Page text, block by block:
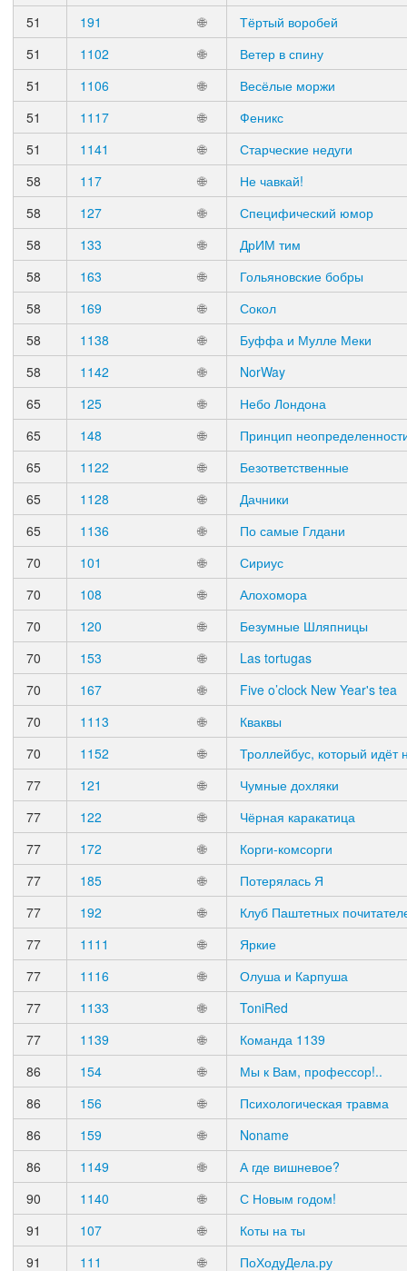
51
191 🌐
Тёртый воробей
51
1102 🌐
Ветер в спину
51
1106 🌐
Весёлые моржи
51
1117 🌐
Феникс
51
1141 🌐
Старческие недуги
58
117 🌐
Не чавкай!
58
127 🌐
Специфический юмор
58
133 🌐
ДрИМ тим
58
163 🌐
Гольяновские бобры
58
169 🌐
Сокол
58
1138 🌐
Буффа и Мулле Меки
58
1142 🌐
NorWay
65
125 🌐
Небо Лондона
65
148 🌐
Принцип
65
1122 🌐
Безответственные
65
1128 🌐
Дачники
65
1136 🌐
По самые Глдани
70
101 🌐
Сириус
70
108 🌐
Алохомора
70
120 🌐
Безумные Шляпницы
70
153 🌐
Las tortugas
70
167 🌐
Five o’clock New Year's tea
70
1113 🌐
Кваквы
70
1152 🌐
Троллейбус, который идёт
77
121 🌐
Чумные дохляки
77
122 🌐
Чёрная каракатица
77
172 🌐
Корги-комсорги
77
185 🌐
Потерялась Я
77
192 🌐
Клуб Паштетных
77
1111 🌐
Яркие
77
1116 🌐
Олуша и Карпуша
77
1133 🌐
ToniRed
77
1139 🌐
Команда 1139
86
154 🌐
Мы к Вам, профессор!..
86
156 🌐
Психологическая травма
86
159 🌐
Noname
86
1149 🌐
А где вишневое?
90
1140 🌐
С Новым годом!
91
107 🌐
Коты на ты
91
111 🌐 ПоХодуДела.ру